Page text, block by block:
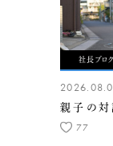
社長ブロ
親子の対
77